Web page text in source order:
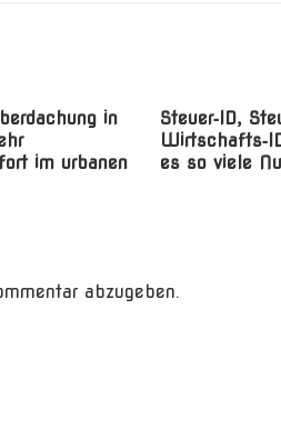
in
im urbanen
Steuer‑ID,
es so viele
abzugeben.